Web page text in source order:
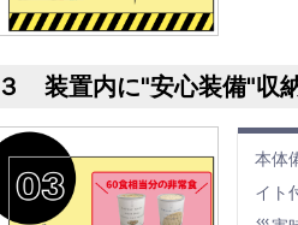
３ 装置内に"安心装備"収
本体
イト